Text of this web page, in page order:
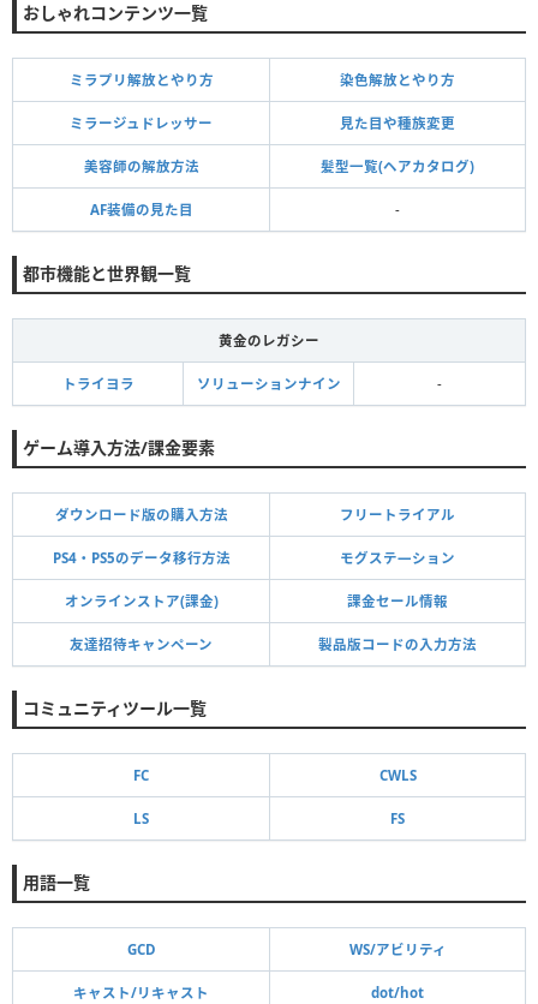
おしゃれコンテンツ一覧
ミラプリ解放とやり方 染色解放とやり方
ミラージュドレッサー 見た目や種族変更
美容師の解放方法 髪型一覧(ヘアカタログ)
AF装備の見た目 -
都市機能と世界観一覧
黄金のレガシー
トライヨラ ソリューションナイン -
ゲーム導入方法/課金要素
ダウンロード版の購入方法 フリートライアル
PS4・PS5のデータ移行方法 モグステ―ション
オンラインストア(課金) 課金セール情報
友達招待キャンペーン 製品版コードの入力方法
コミュニティツール一覧
FC CWLS
LS FS
用語一覧
GCD WS/アビリティ
キャスト/リキャスト dot/hot